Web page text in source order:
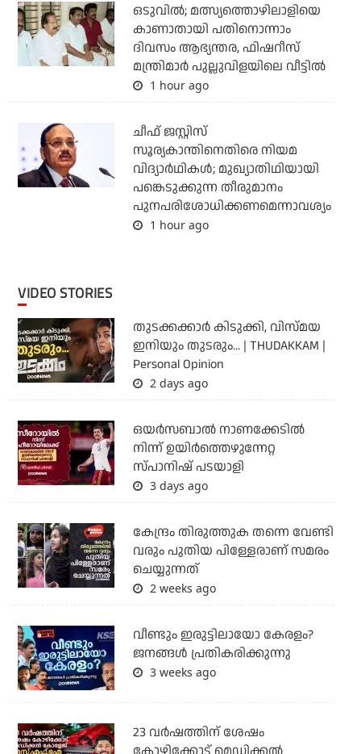
ഒടുവില്‍; മത്സ്യത്തൊഴിലാളിയെ
കാണാതായി പതിനൊന്നാം
ദിവസം ആഭ്യന്തര, ഫിഷറീസ്
മന്ത്രിമാര്‍ പുല്ലുവിളയിലെ വീട്ടില്‍
1 hour ago
ചീഫ് ജസ്റ്റിസ്
സൂര്യകാന്തിനെതിരെ നിയമ
വിദ്യാര്‍ഥികള്‍; മുഖ്യാതിഥിയായി
പങ്കെടുക്കുന്ന തീരുമാനം
പുനപരിശോധിക്കണമെന്നാവശ്യം
1 hour ago
VIDEO STORIES
തുടക്കക്കാര്‍ കിടുക്കി, വിസ്മയ
ഇനിയും തുടരും... | THUDAKKAM |
Personal Opinion
2 days ago
ഒയര്‍സബാൽ നാണക്കേടിൽ
നിന്ന് ഉയിർത്തെഴുന്നേറ്റ
സ്പാനിഷ് പടയാളി
3 days ago
കേന്ദ്രം തിരുത്തുക തന്നെ വേണ്ടി
വരും പുതിയ പിള്ളേരാണ് സമരം
ചെയ്യുന്നത്
2 weeks ago
വീണ്ടും ഇരുട്ടിലായോ കേരളം?
ജനങ്ങൾ പ്രതികരിക്കുന്നു
3 weeks ago
23 വർഷത്തിന് ശേഷം